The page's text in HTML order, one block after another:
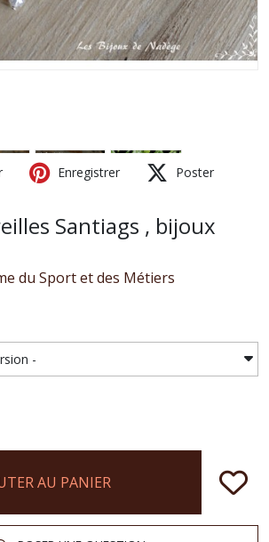
Enregistrer Poster
Santiags , bijoux
du Sport et des Métiers
AU PANIER